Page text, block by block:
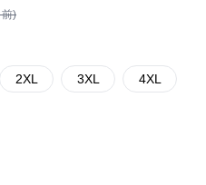
)
2XL 3XL 4XL